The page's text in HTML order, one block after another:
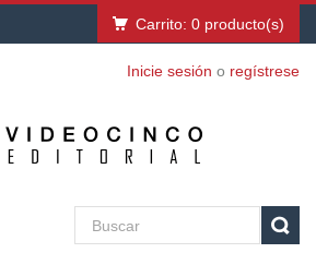
Carrito: 0 producto(s)
Inicie sesión o regístrese